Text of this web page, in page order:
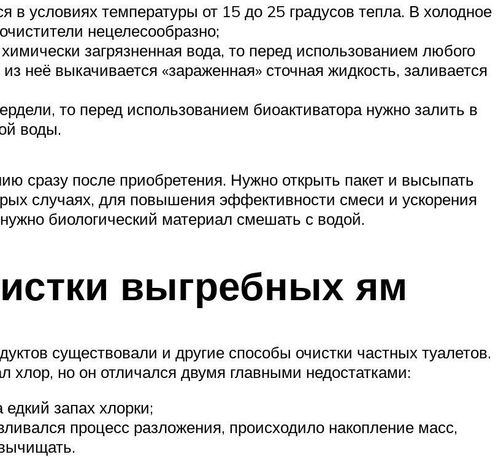
в условиях температуры от 15 до 25 градусов тепла. В холодное
нецелесообразно;
загрязненная вода, то перед использованием любого
неё выкачивается «зараженная» сточная жидкость, заливается
то перед использованием биоактиватора нужно залить в
воды.
сразу после приобретения. Нужно открыть пакет и высыпать
случаях, для повышения эффективности смеси и ускорения
биологический материал смешать с водой.
выгребных ям
существовали и другие способы очистки частных туалетов.
но он отличался двумя главными недостатками:
запах хлорки;
процесс разложения, происходило накопление масс,